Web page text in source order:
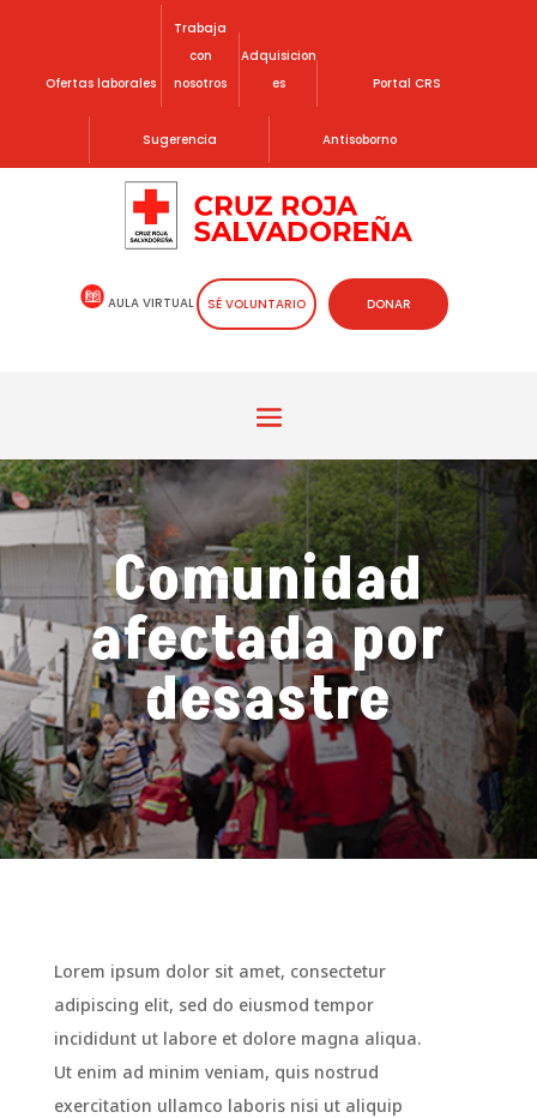
Ofertas laborales
Trabaja
con
nosotros
Adquisicion
es
Portal CRS
Sugerencia Antisoborno
AULA VIRTUAL SÉ VOLUNTARIO DONAR
Comunidad
afectada por
desastre
Lorem ipsum dolor sit amet, consectetur
adipiscing elit, sed do eiusmod tempor
incididunt ut labore et dolore magna aliqua.
Ut enim ad minim veniam, quis nostrud
exercitation ullamco laboris nisi ut aliquip